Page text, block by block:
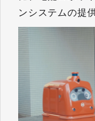
ンシステムの提